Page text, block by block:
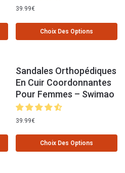
39.99€
Choix Des Options
Sandales Orthopédiques
En Cuir Coordonnantes
Pour Femmes – Swimao
39.99€
Choix Des Options